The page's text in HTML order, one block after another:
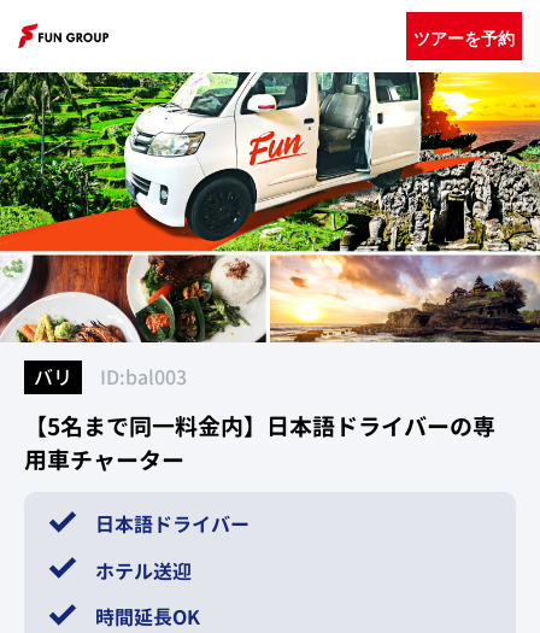
ツアーを予約
バリ ID:bal003
【5名まで同一料金内】日本語ドライバーの専
用車チャーター
日本語ドライバー
ホテル送迎
時間延長OK